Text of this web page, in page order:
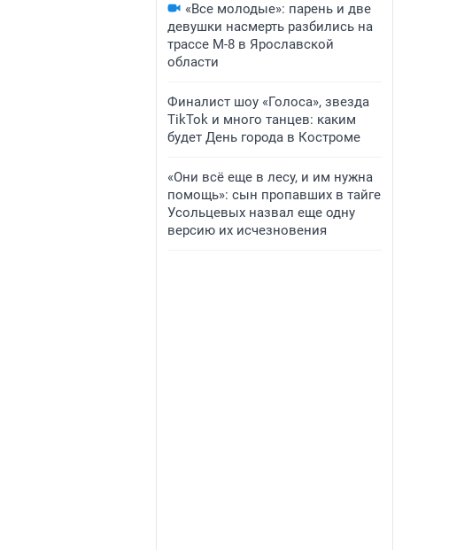
«Все молодые»: парень и две
девушки насмерть разбились на
трассе М-8 в Ярославской
области
Финалист шоу «Голоса», звезда
TikTok и много танцев: каким
будет День города в Костроме
«Они всё еще в лесу, и им нужна
помощь»: сын пропавших в тайге
Усольцевых назвал еще одну
версию их исчезновения